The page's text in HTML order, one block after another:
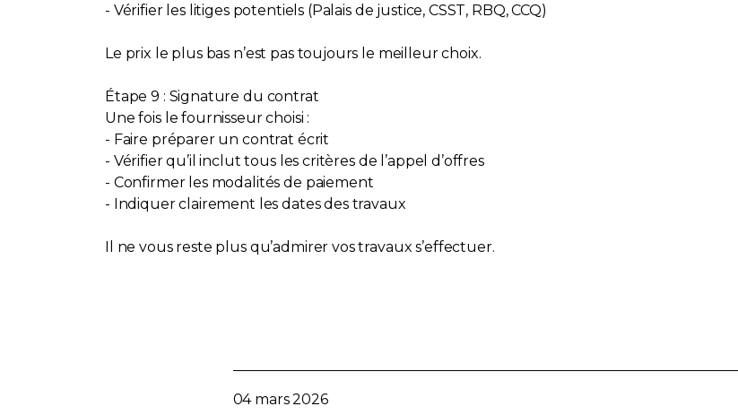
- Vérifier les litiges potentiels (Palais de justice, CSST, RBQ, CCQ)
Le prix le plus bas n’est pas toujours le meilleur choix.
Étape 9 : Signature du contrat
Une fois le fournisseur choisi :
- Faire préparer un contrat écrit
- Vérifier qu’il inclut tous les critères de l’appel d’offres
- Confirmer les modalités de paiement
- Indiquer clairement les dates des travaux
Il ne vous reste plus qu’admirer vos travaux s’effectuer.
04 mars 2026